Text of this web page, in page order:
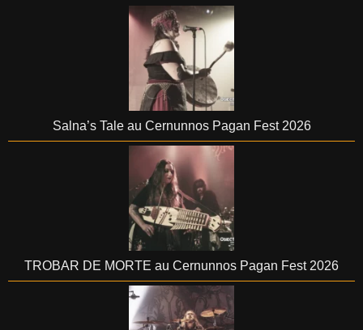
Salna’s Tale au Cernunnos Pagan Fest 2026
TROBAR DE MORTE au Cernunnos Pagan Fest 2026